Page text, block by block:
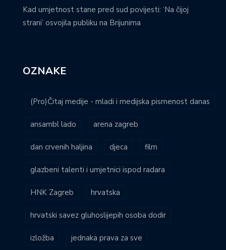
Kad umjetnost stane pred sud povijesti: ‘Na čijoj
strani’ osvojila publiku na Brijunima
OZNAKE
(Pro)Čitaj medije - mladi i medijska pismenost danas
ansambl lado arena zagreb
dan crvenih haljina djeca film
glazbeni talenti i umjetnici ispod radara
HNK Zagreb hrvatska
hrvatski savez gluhoslijepih osoba dodir
izložba jednaka prava za sve